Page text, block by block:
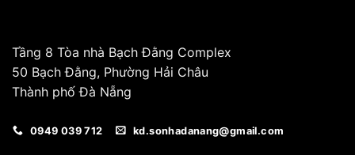
Tầng 8 Tòa nhà Bạch Đằng Complex
50 Bạch Đằng, Phường Hải Châu
Thành phố Đà Nẵng
0949 039 712 kd.sonhadanang@gmail.com